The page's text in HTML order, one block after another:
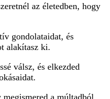
az életedben, hogy
gondolataidat, és
alakítasz ki.
válsz, és elkezded
megismered a múltadból